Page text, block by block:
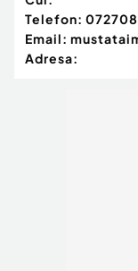
Telefon:
Email:
Adresa: